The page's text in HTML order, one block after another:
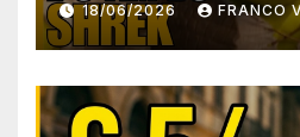
18/06/2026 FRANCO